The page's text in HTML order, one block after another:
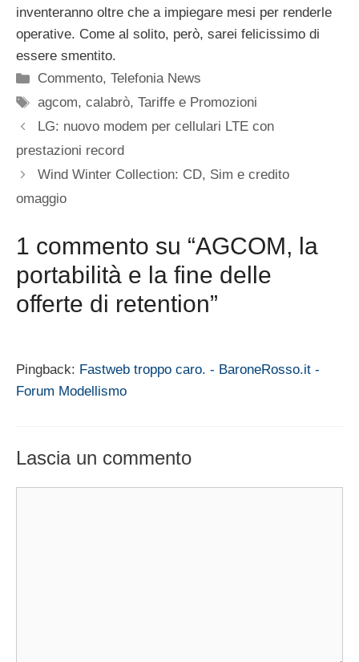
inventeranno oltre che a impiegare mesi per renderle
operative. Come al solito, però, sarei felicissimo di
essere smentito.
Categorie
Commento,Telefonia News
Tag
agcom,calabrò,Tariffe e Promozioni
LG: nuovo modem per cellulari LTE con
prestazioni record
Wind Winter Collection: CD, Sim e credito
omaggio
1 commento su “AGCOM, la
portabilità e la fine delle
offerte di retention”
Pingback: Fastweb troppo caro. - BaroneRosso.it -
Forum Modellismo
Lascia un commento